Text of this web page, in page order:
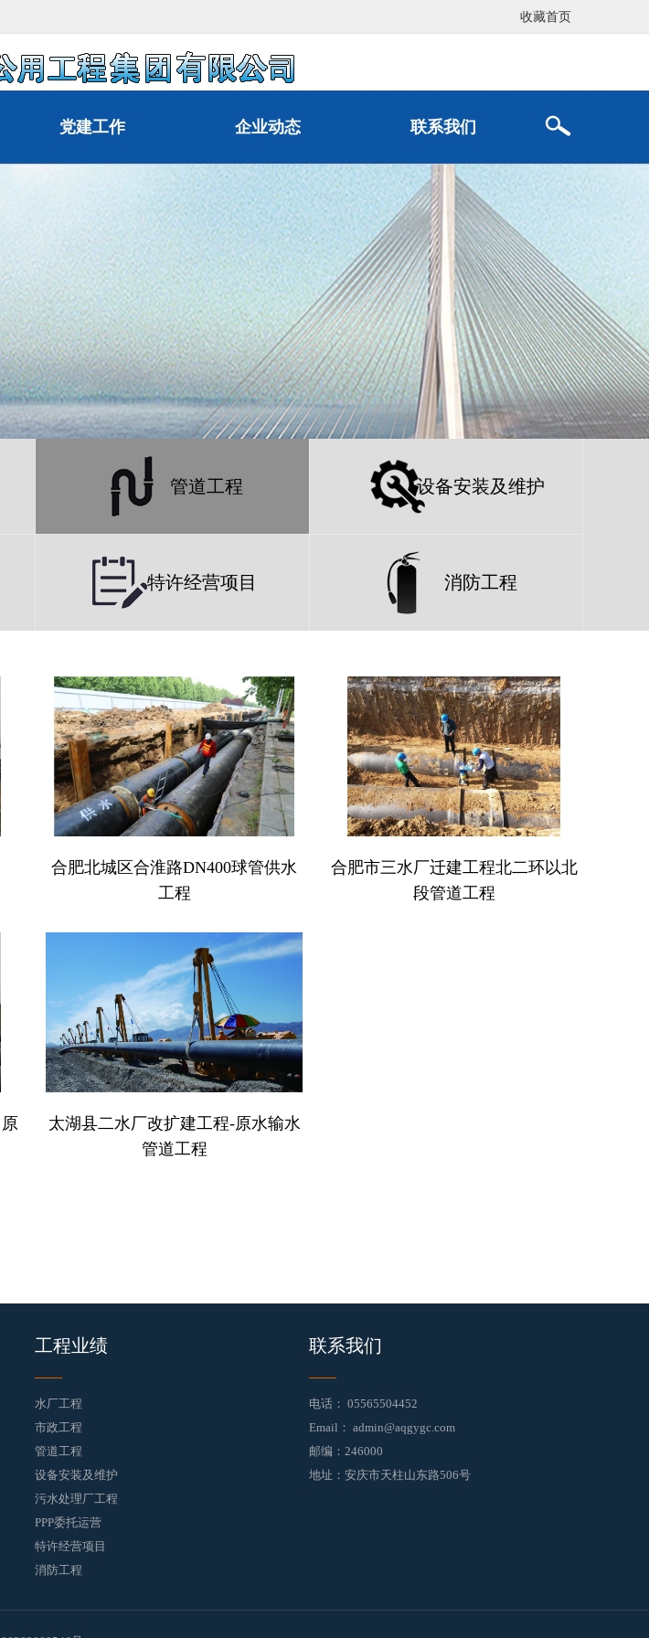
收藏首页
党建工作 企业动态 联系我们
管道工程 设备安装及维护
特许经营项目 消防工程
合肥北城区合淮路DN400球管供水
工程
合肥市三水厂迁建工程北二环以北
段管道工程
太湖县二水厂改扩建工程-原水输水
管道工程
工程业绩
水厂工程
市政工程
管道工程
设备安装及维护
污水处理厂工程
PPP委托运营
特许经营项目
消防工程
联系我们
电话： 05565504452
Email： admin@aqgygc.com
邮编：246000
地址：安庆市天柱山东路506号